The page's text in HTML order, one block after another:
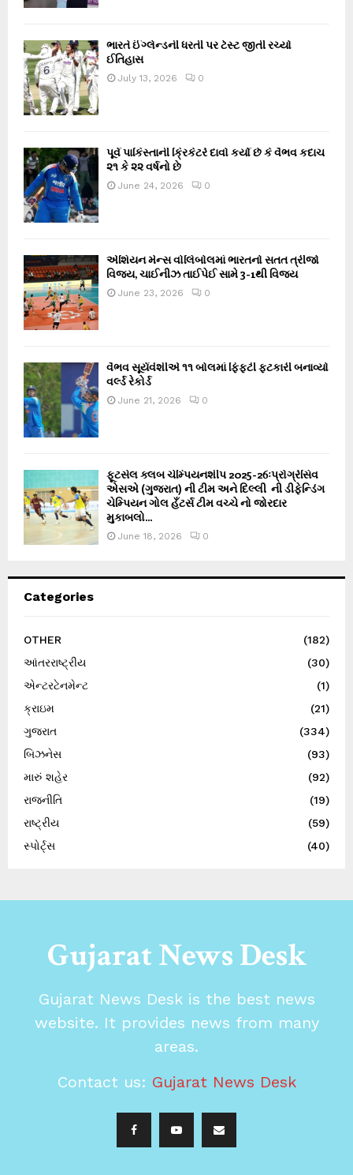
ભારતે ઈંગ્લેન્ડની ધરતી પર ટેસ્ટ જીતી રચ્યો
ઈતિહાસ
July 13, 2026 0
પૂર્વ પાકિસ્તાની ક્રિકેટરે દાવો કર્યો છે કે વૈભવ કદાચ
૨૧ કે ૨૨ વર્ષનો છે
June 24, 2026 0
એશિયન મેન્સ વોલિબોલમાં ભારતનો સતત ત્રીજો
વિજય, ચાઈનીઝ તાઈપેઈ સામે 3-1થી વિજય
June 23, 2026 0
વૈભવ સૂર્યવંશીએ ૧૧ બોલમાં ફિફ્ટી ફટકારી બનાવ્યો
વર્લ્ડ રેકોર્ડ
June 21, 2026 0
ફૂટસેલ ક્લબ ચેમ્પિયનશીપ 2025-26ઃપ્રોગ્રેસિવ
એસએ (ગુજરાત) ની ટીમ અને દિલ્લી ની ડીફેન્ડિંગ
ચેમ્પિયન ગોલ હઁટર્સ ટીમ વચ્ચે નો જોરદાર
મુકાબલો...
June 18, 2026 0
Categories
OTHER
(182)
આંતરરાષ્ટ્રીય
(30)
એન્ટરટેનમેન્ટ
(1)
ક્રાઇમ
(21)
ગુજરાત
(334)
બિઝનેસ
(93)
મારું શહેર
(92)
રાજનીતિ
(19)
રાષ્ટ્રીય
(59)
સ્પોર્ટ્સ
(40)
Gujarat News Desk
Gujarat News Desk is the best news
website. It provides news from many
areas.
Contact us: Gujarat News Desk